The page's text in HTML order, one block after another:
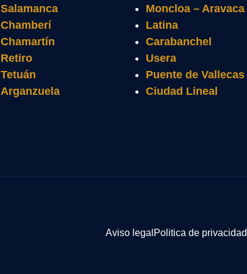
Salamanca
Chamberí
Chamartín
Retiro
Tetuán
Arganzuela
Moncloa – Aravaca
Latina
Carabanchel
Usera
Puente de Vallecas
Ciudad Lineal
Aviso legal Politica de privacidad